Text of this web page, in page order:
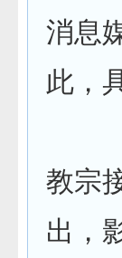
消息
此，
教宗
出，